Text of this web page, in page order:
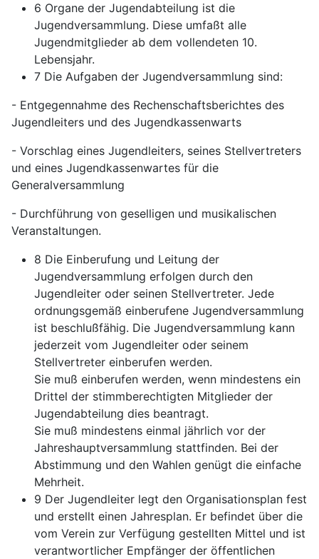
6 Organe der Jugendabteilung ist die
Jugendversammlung. Diese umfaßt alle
Jugendmitglieder ab dem vollendeten 10.
Lebensjahr.
7 Die Aufgaben der Jugendversammlung sind:
- Entgegennahme des Rechenschaftsberichtes des
Jugendleiters und des Jugendkassenwarts
- Vorschlag eines Jugendleiters, seines Stellvertreters
und eines Jugendkassenwartes für die
Generalversammlung
- Durchführung von geselligen und musikalischen
Veranstaltungen.
8 Die Einberufung und Leitung der
Jugendversammlung erfolgen durch den
Jugendleiter oder seinen Stellvertreter. Jede
ordnungsgemäß einberufene Jugendversammlung
ist beschlußfähig. Die Jugendversammlung kann
jederzeit vom Jugendleiter oder seinem
Stellvertreter einberufen werden.
Sie muß einberufen werden, wenn mindestens ein
Drittel der stimmberechtigten Mitglieder der
Jugendabteilung dies beantragt.
Sie muß mindestens einmal jährlich vor der
Jahreshauptversammlung stattfinden. Bei der
Abstimmung und den Wahlen genügt die einfache
Mehrheit.
9 Der Jugendleiter legt den Organisationsplan fest
und erstellt einen Jahresplan. Er befindet über die
vom Verein zur Verfügung gestellten Mittel und ist
verantwortlicher Empfänger der öffentlichen